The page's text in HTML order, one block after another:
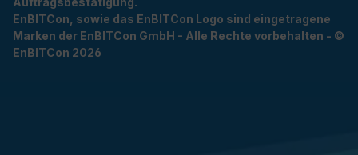
EnBITCon, sowie das EnBITCon Logo sind eingetragene
Marken der EnBITCon GmbH - Alle Rechte vorbehalten - ©
EnBITCon 2026